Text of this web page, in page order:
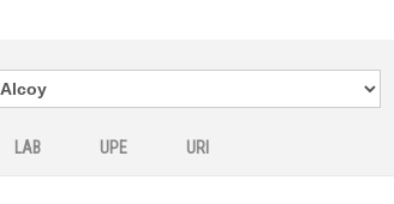
LAB UPE URI